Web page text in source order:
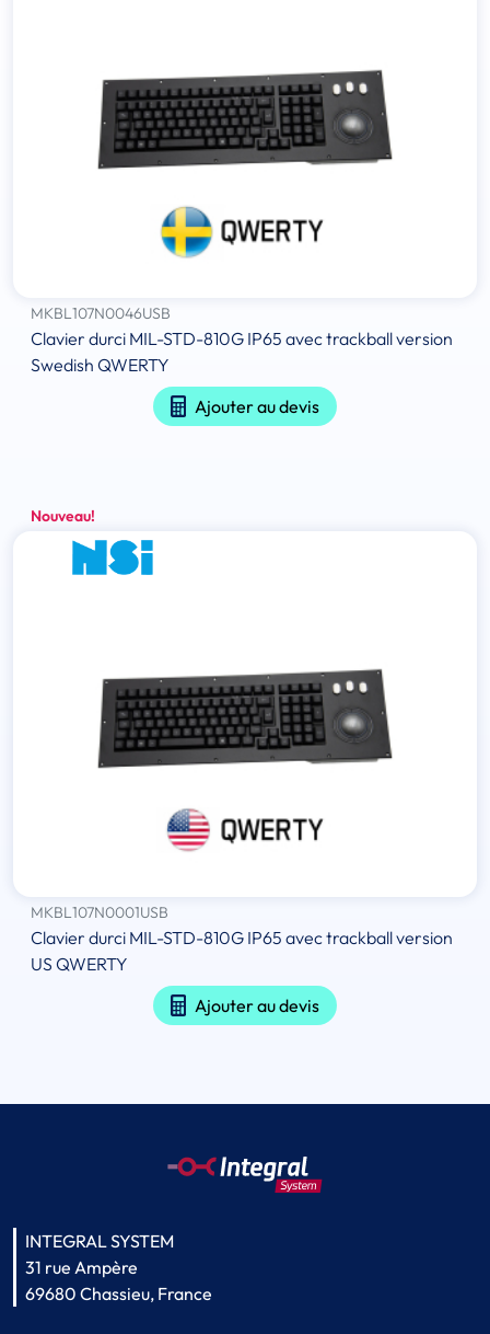
MKBL107N0046USB
Clavier durci MIL-STD-810G IP65 avec trackball version
Swedish QWERTY
Ajouter au devis
Nouveau!
MKBL107N0001USB
Clavier durci MIL-STD-810G IP65 avec trackball version
US QWERTY
Ajouter au devis
INTEGRAL SYSTEM
31 rue Ampère
69680 Chassieu, France